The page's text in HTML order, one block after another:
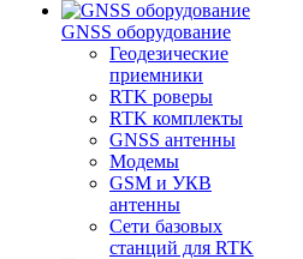
GNSS оборудование
Геодезические
приемники
RTK роверы
RTK комплекты
GNSS антенны
Модемы
GSM и УКВ
антенны
Сети базовых
станций для RTK